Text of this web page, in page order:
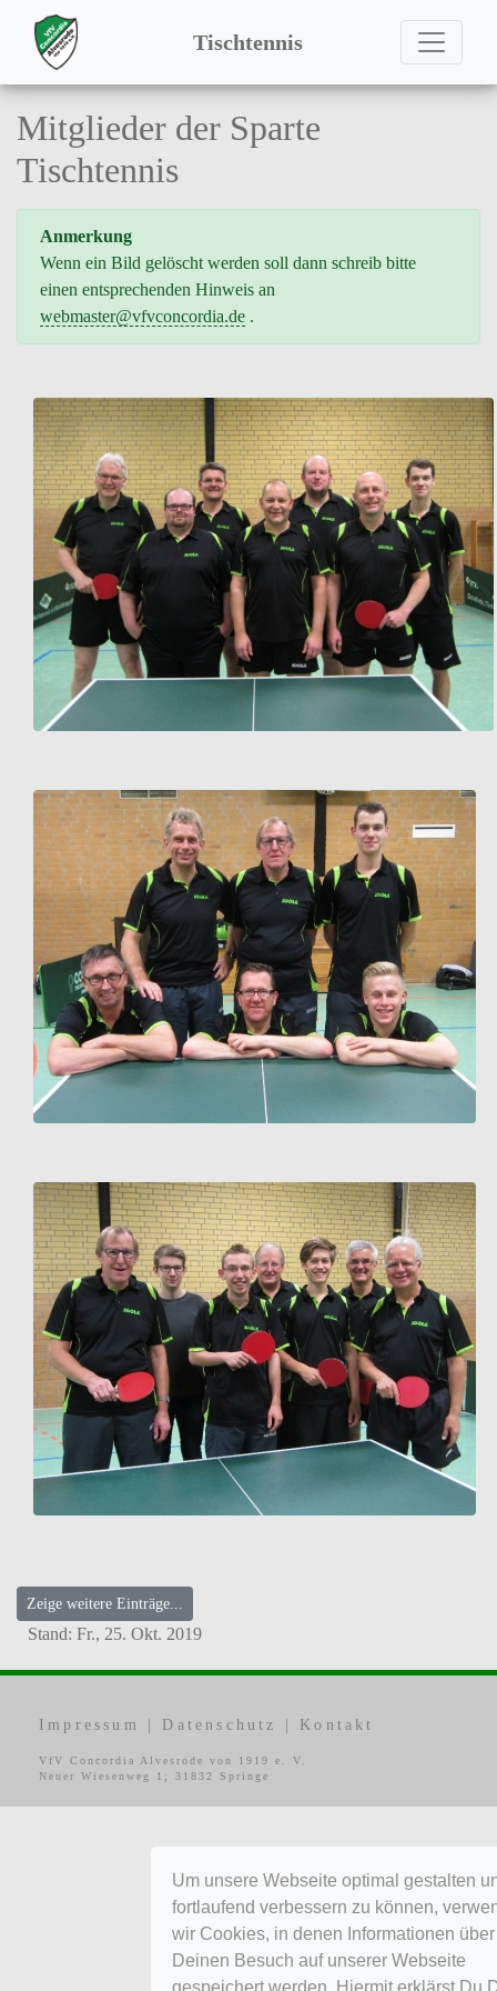
Um unsere Webseite optimal gestalten
fortlaufend verbessern zu können,
wir Cookies, in denen Informationen über
Deinen Besuch auf unserer Webseite
gespeichert werden. Hiermit erklärst Du
Tischtennis
Mitglieder der Sparte
Tischtennis
Anmerkung
Wenn ein Bild gelöscht werden soll dann schreib bitte
einen entsprechenden Hinweis an
webmaster@vfvconcordia.de .
Zeige weitere Einträge...
Stand: Fr., 25. Okt. 2019
Impressum Datenschutz Kontakt
VfV Concordia Alvesrode von 1919 e. V.
Neuer Wiesenweg 1; 31832 Springe